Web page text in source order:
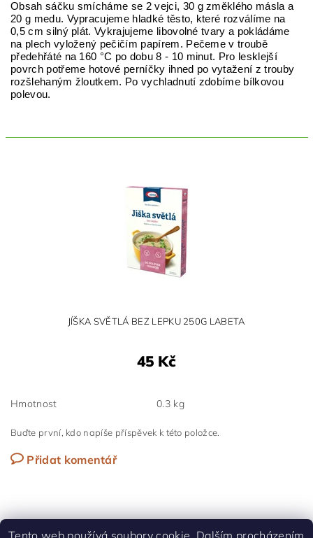
Obsah sáčku smícháme se 2 vejci, 30 g změklého másla a
20 g medu. Vypracujeme hladké těsto, které rozválíme na
0,5 cm silný plát. Vykrajujeme libovolné tvary a pokládáme
na plech vyložený pečičím papírem. Pečeme v troubě
předehřáté na 160 °C po dobu 8 - 10 minut. Pro lesklejší
povrch potřeme hotové perníčky ihned po vytažení z trouby
rozšlehaným žloutkem. Po vychladnutí zdobíme bílkovou
polevou.
JÍŠKA SVĚTLÁ BEZ LEPKU 250G LABETA
45 Kč
Hmotnost 0.3 kg
Buďte první, kdo napíše příspěvek k této položce.
Přidat komentář
Tento web používá soubory cookie. Dalším procházením